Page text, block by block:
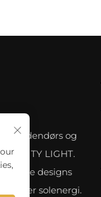
indendørs og
LIGHT.
række designs
eller solenergi.